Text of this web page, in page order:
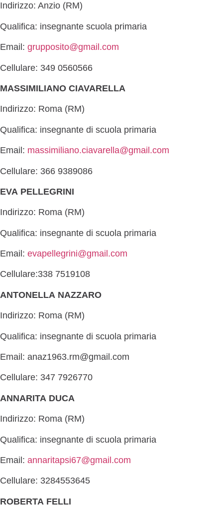
Indirizzo: Anzio (RM)
Qualifica: insegnante scuola primaria
Email: grupposito@gmail.com
Cellulare: 349 0560566
MASSIMILIANO CIAVARELLA
Indirizzo: Roma (RM)
Qualifica: insegnante di scuola primaria
Email: massimiliano.ciavarella@gmail.com
Cellulare: 366 9389086
EVA PELLEGRINI
Indirizzo: Roma (RM)
Qualifica: insegnante di scuola primaria
Email: evapellegrini@gmail.com
Cellulare:338 7519108
ANTONELLA NAZZARO
Indirizzo: Roma (RM)
Qualifica: insegnante di scuola primaria
Email: anaz1963.rm@gmail.com
Cellulare: 347 7926770
ANNARITA DUCA
Indirizzo: Roma (RM)
Qualifica: insegnante di scuola primaria
Email: annaritapsi67@gmail.com
Cellulare: 3284553645
ROBERTA FELLI